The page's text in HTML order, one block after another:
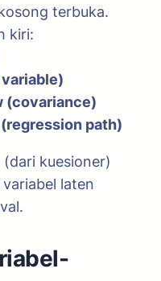
terbuka.
kiri:
(covariance)
path)
kuesioner)
laten